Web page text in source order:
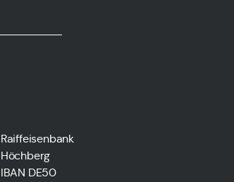
Raiffeisenbank
Höchberg
IBAN DE50